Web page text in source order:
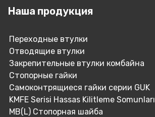
Наша продукция
Переходные втулки
Отводящие втулки
Закрепительные втулки комбайна
Стопорные гайки
Самоконтрящиеся гайки серии GUK
KMFE Serisi Hassas Kilitleme Somunları
MB(L) Стопорная шайба